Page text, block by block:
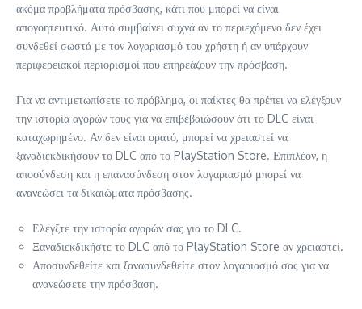
ακόμα προβλήματα πρόσβασης, κάτι που μπορεί να είναι
απογοητευτικό. Αυτό συμβαίνει συχνά αν το περιεχόμενο δεν έχει
συνδεθεί σωστά με τον λογαριασμό του χρήστη ή αν υπάρχουν
περιφερειακοί περιορισμοί που επηρεάζουν την πρόσβαση.
Για να αντιμετωπίσετε το πρόβλημα, οι παίκτες θα πρέπει να ελέγξουν
την ιστορία αγορών τους για να επιβεβαιώσουν ότι το DLC είναι
καταχωρημένο. Αν δεν είναι ορατό, μπορεί να χρειαστεί να
ξαναδιεκδικήσουν το DLC από το PlayStation Store. Επιπλέον, η
αποσύνδεση και η επανασύνδεση στον λογαριασμό μπορεί να
ανανεώσει τα δικαιώματα πρόσβασης.
Ελέγξτε την ιστορία αγορών σας για το DLC.
Ξαναδιεκδικήστε το DLC από το PlayStation Store αν χρειαστεί.
Αποσυνδεθείτε και ξανασυνδεθείτε στον λογαριασμό σας για να
ανανεώσετε την πρόσβαση.